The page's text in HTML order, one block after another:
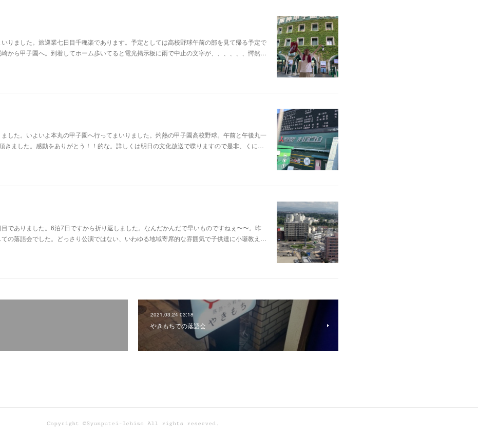
りました。旅巡業七日目千穐楽であります。予定としては高校野球午前の部を見て帰る予定で
から甲子園へ。到着してホーム歩いてると電光掲示板に雨で中止の文字が、、、、、、愕然…
した。いよいよ本丸の甲子園へ行ってまいりました。灼熱の甲子園高校野球。午前と午後丸一
きました。感動をありがとう！！的な。詳しくは明日の文化放送で喋りますので是非、くに…
でありました。6泊7日ですから折り返しました。なんだかんだで早いものですねぇ〜〜。昨
の落語会でした。どっさり公演ではない、いわゆる地域寄席的な雰囲気で子供達に小噺教え…
2021.03.24 03:18
やきもちでの落語会
Copyright ©Syunputei-Ichizo All rights reserved.